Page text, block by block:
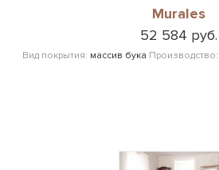
Murales
52 584 руб.
Вид покрытия: массив бука Производство: